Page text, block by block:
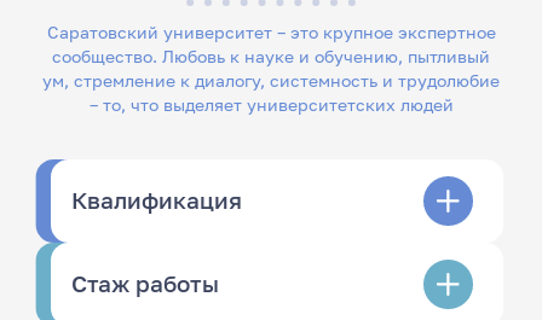
Саратовский университет – это крупное экспертное
сообщество. Любовь к науке и обучению, пытливый
ум, стремление к диалогу, системность и трудолюбие
– то, что выделяет университетских людей
Квалификация
Стаж работы